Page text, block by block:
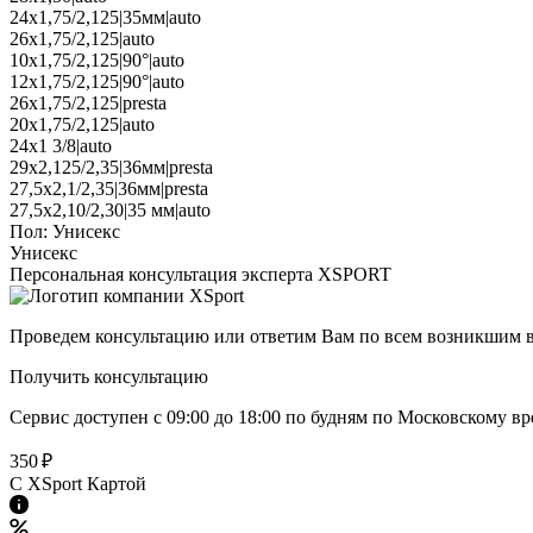
24x1,75/2,125|35мм|auto
26x1,75/2,125|auto
10x1,75/2,125|90°|auto
12x1,75/2,125|90°|auto
26x1,75/2,125|presta
20x1,75/2,125|auto
24х1 3/8|auto
29х2,125/2,35|36мм|presta
27,5x2,1/2,35|36мм|presta
27,5x2,10/2,30|35 мм|auto
Пол: Унисекс
Унисекс
Персональная консультация эксперта XSPORT
Проведем консультацию или ответим Вам по всем возникшим
Получить консультацию
Сервис доступен с 09:00 до 18:00 по будням по Московcкому
350 ₽
C XSport Картой